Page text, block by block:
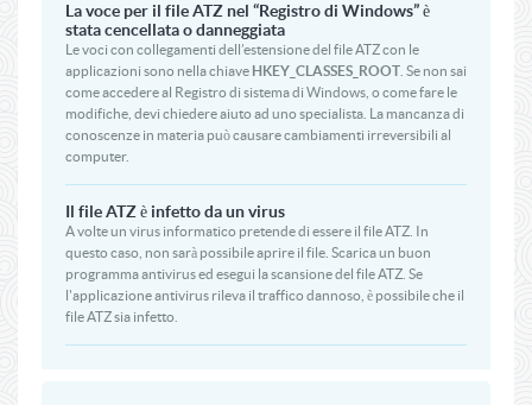
La voce per il file ATZ nel “Registro di Windows” è
stata cencellata o danneggiata
Le voci con collegamenti dell’estensione del file ATZ con le
applicazioni sono nella chiave HKEY_CLASSES_ROOT . Se non sai
come accedere al Registro di sistema di Windows, o come fare le
modifiche, devi chiedere aiuto ad uno specialista. La mancanza di
conoscenze in materia può causare cambiamenti irreversibili al
computer.
Il file ATZ è infetto da un virus
A volte un virus informatico pretende di essere il file ATZ. In
questo caso, non sarà possibile aprire il file. Scarica un buon
programma antivirus ed esegui la scansione del file ATZ. Se
l'applicazione antivirus rileva il traffico dannoso, è possibile che il
file ATZ sia infetto.